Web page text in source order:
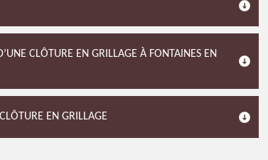
CLÔTURE EN GRILLAGE À FONTAINES EN
EN GRILLAGE